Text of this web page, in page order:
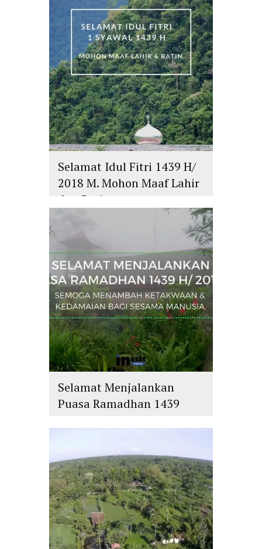
Selamat Idul Fitri 1439 H/
2018 M. Mohon Maaf Lahir
dan Batin
Selamat Menjalankan
Puasa Ramadhan 1439